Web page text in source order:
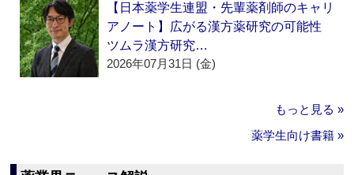
【日本薬学生連盟・先輩薬剤師のキャリ
アノート】広がる漢方薬研究の可能性
ツムラ漢方研究…
2026年07月31日 (金)
もっと見る »
薬学生向け書籍 »